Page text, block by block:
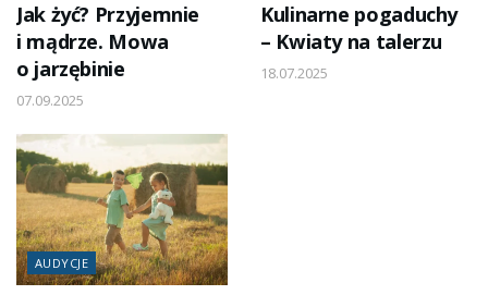
Jak żyć? Przyjemnie
i mądrze. Mowa
o jarzębinie
07.09.2025
Kulinarne pogaduchy
– Kwiaty na talerzu
18.07.2025
AUDYCJE